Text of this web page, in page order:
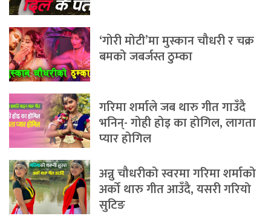
‘गोरी मोटी’मा मुस्कान चौधरी र चक्र
बमको जबर्जस्त ठुम्का
गरिमा शर्माले जब थारु गीत गाउँदै
भनिन्- गोही होइ का होगिल, लागता
प्यार होगिल
अन्नु चौधरीको स्वरमा गरिमा शर्माको
अर्को थारु गीत आउँदै, यसरी गरियो
सुटिङ